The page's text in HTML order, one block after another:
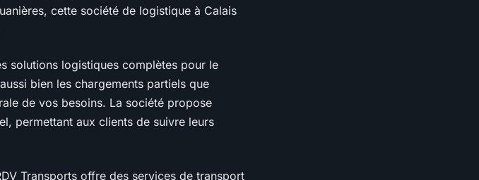
cette société de logistique à Calais
solutions logistiques complètes pour le
bien les chargements partiels que
de vos besoins. La société propose
permettant aux clients de suivre leurs
Transports offre des services de transport